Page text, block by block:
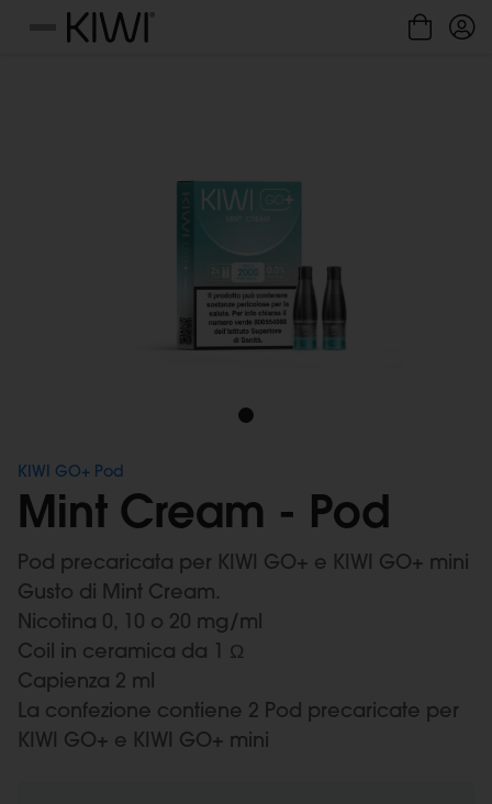
Menu
KIWI GO+ Pod
Mint Cream - Pod
Pod precaricata per KIWI GO+ e KIWI GO+ mini
Gusto di Mint Cream.
Nicotina 0, 10 o 20 mg/ml
Coil in ceramica da 1 Ω
Capienza 2 ml
La confezione contiene 2 Pod precaricate per
KIWI GO+ e KIWI GO+ mini
Gestione cookie